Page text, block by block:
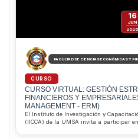
16
JUN
2026
FACULTAD DE CIENCIAS ECONÓMICAS Y
CURSO
CURSO VIRTUAL: GESTIÓN
FINANCIEROS Y
MANAGEMENT - ERM)
El Instituto de Investigación y
(IICCA) de la UMSA invita a participar